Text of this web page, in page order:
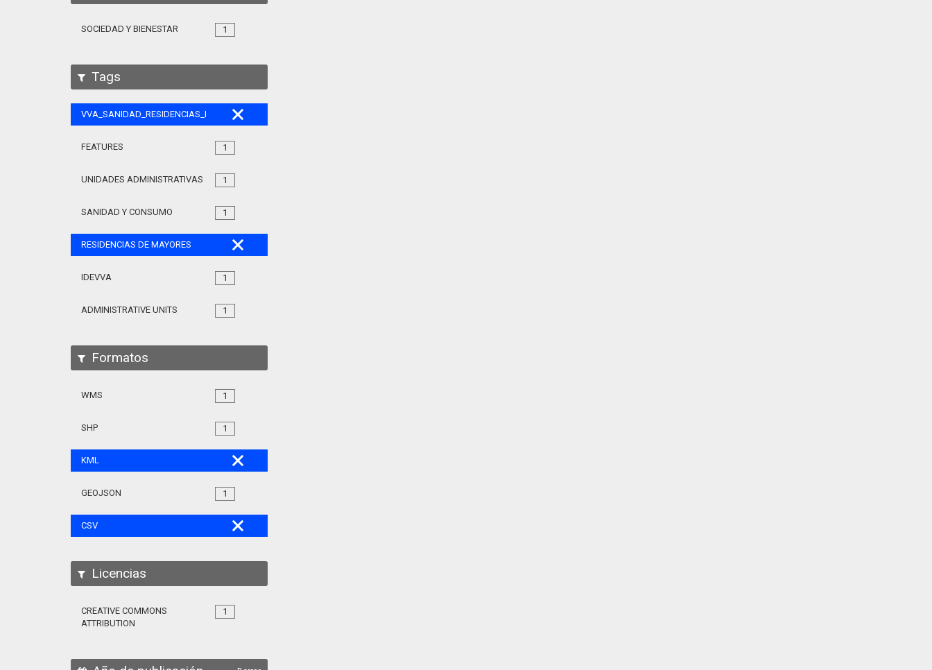
1
SOCIEDAD Y BIENESTAR
Tags
VVA_SANIDAD_RESIDENCIAS_MAYORES_105
1
FEATURES
1
UNIDADES ADMINISTRATIVAS
1
SANIDAD Y CONSUMO
RESIDENCIAS DE MAYORES
1
IDEVVA
1
ADMINISTRATIVE UNITS
Formatos
1
WMS
1
SHP
KML
1
GEOJSON
CSV
Licencias
1
CREATIVE COMMONS
ATTRIBUTION